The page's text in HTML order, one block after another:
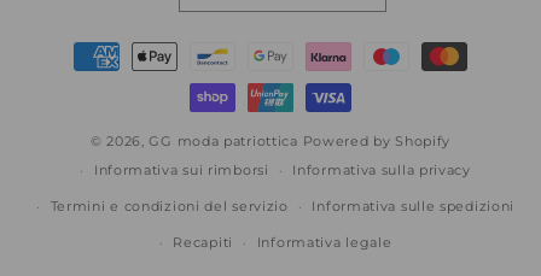
Metodi
© 2026,GG moda patriottica Powered by Shopify
Informativa sui rimborsi
Informativa sulla privacy
Termini e condizioni del servizio Informativa sulle spedizioni
Recapiti Informativa legale